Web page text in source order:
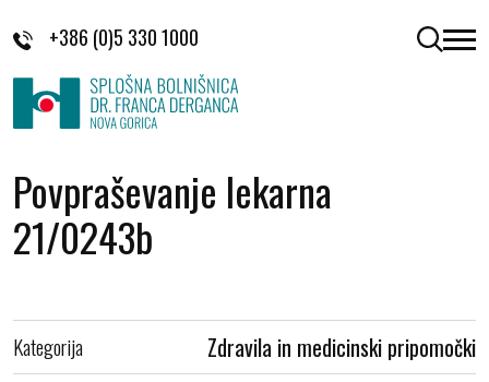
+386 (0)5 330 1000 odpri
Povpraševanje lekarna
21/0243b
Kategorija Zdravila in medicinski pripomočki